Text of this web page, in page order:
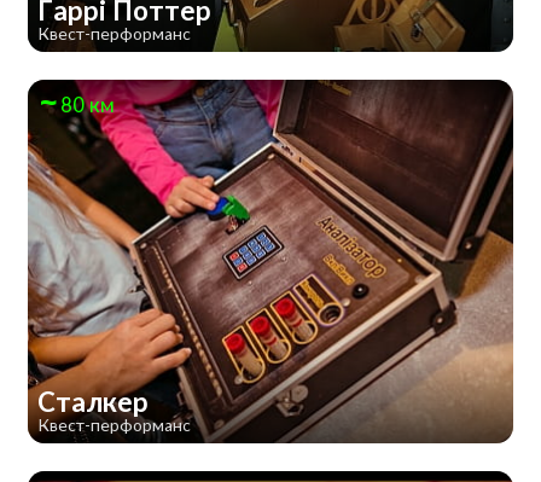
Гаррі Поттер
Квест-перформанс
80 км
Сталкер
Квест-перформанс